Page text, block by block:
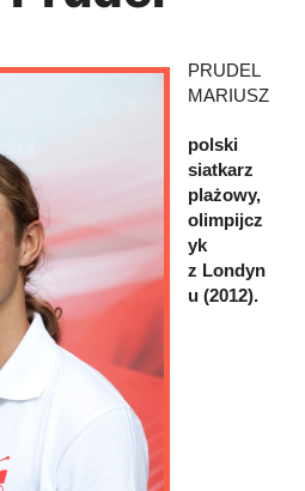
PRUDEL
MARIUSZ
polski
siatkarz
plażowy,
olimpijcz
yk
z Londyn
u (2012).